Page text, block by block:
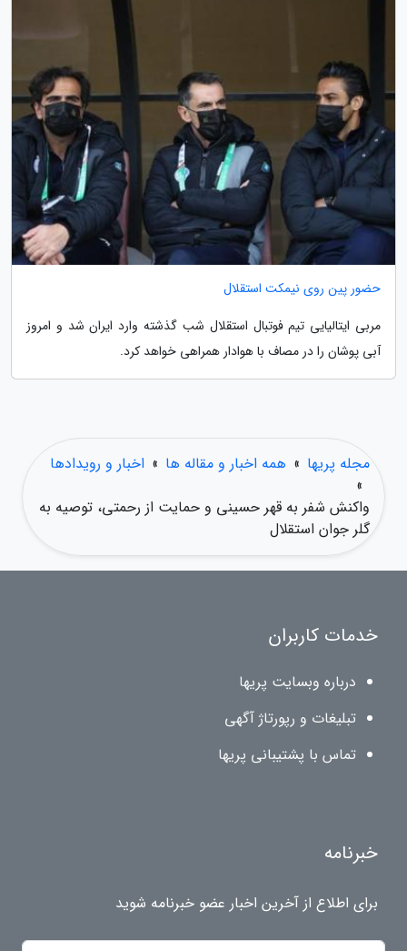
حضور پین روی نیمکت استقلال
مربی ایتالیایی تیم فوتبال استقلال شب گذشته وارد ایران شد و امروز
آبی پوشان را در مصاف با هوادار همراهی خواهد کرد.
مجله پریها » همه اخبار و مقاله ها » اخبار و رویدادها
»
واکنش شفر به قهر حسینی و حمایت از رحمتی، توصیه به
گلر جوان استقلال
خدمات کاربران
درباره وبسایت پریها
تبلیغات و رپورتاژ آگهی
تماس با پشتیبانی پریها
خبرنامه
برای اطلاع از آخرین اخبار عضو خبرنامه شوید